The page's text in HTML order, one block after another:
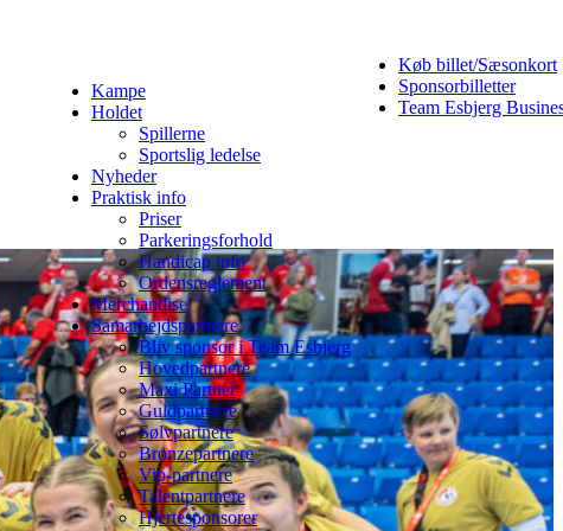
Køb billet/Sæsonkort
Sponsorbilletter
Team Esbjerg
Kampe
Holdet
Spillerne
Sportslig ledelse
Nyheder
Praktisk info
Priser
Parkeringsforhold
Handicap info
Ordensreglement
Merchandise
Samarbejdspartnere
Bliv sponsor i Team Esbjerg
Hovedpartnere
Maxi Partner
Guldpartnere
Sølvpartnere
Bronzepartnere
Vip-partnere
Talentpartnere
Hjertesponsorer